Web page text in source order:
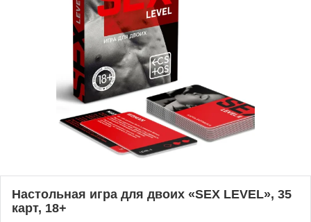
Настольная игра для двоих «SEX LEVEL», 35
карт, 18+